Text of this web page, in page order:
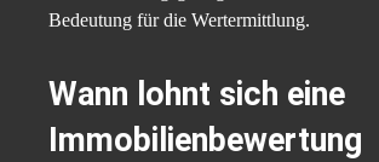
Bedeutung für die Wertermittlung.
Wann lohnt sich eine
Immobilienbewertung